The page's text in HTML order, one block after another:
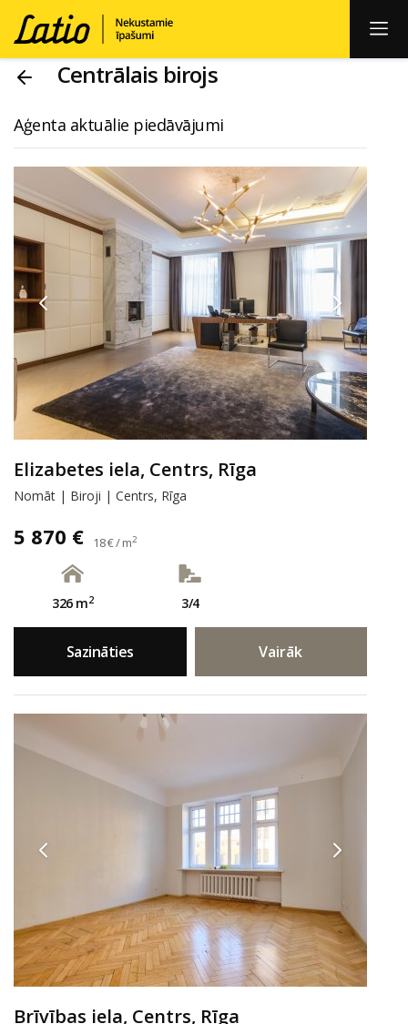
Centrālais birojs
Aģenta aktuālie piedāvājumi
Elizabetes iela, Centrs, Rīga
Nomāt | Biroji | Centrs, Rīga
5 870 € 18 € / m2
326 m2 3/4
Sazināties Vairāk
Brīvības iela, Centrs, Rīga